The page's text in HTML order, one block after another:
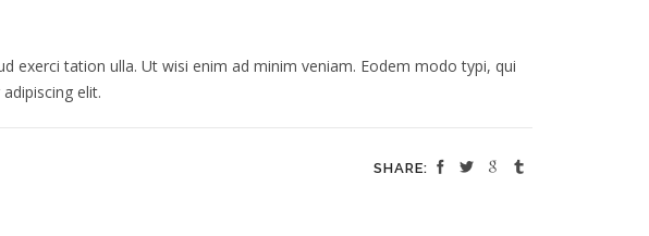
exerci tation ulla. Ut wisi enim ad minim veniam. Eodem modo typi, qui
elit.
SHARE: